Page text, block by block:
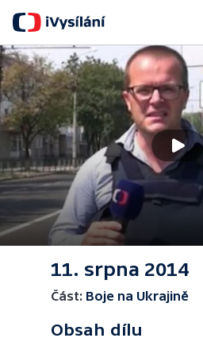
11. srpna 2014
Část: Boje na Ukrajině
Obsah dílu